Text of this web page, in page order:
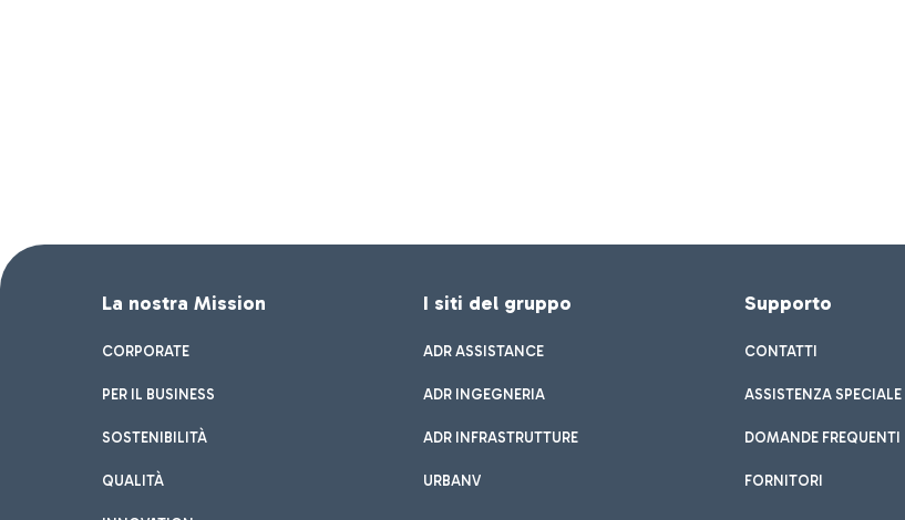
La nostra Mission
CORPORATE
PER IL BUSINESS
SOSTENIBILITÀ
QUALITÀ
I siti del gruppo
ADR ASSISTANCE
ADR INGEGNERIA
ADR INFRASTRUTTURE
URBANV
Supporto
CONTATTI
ASSISTENZA SPECIALE
DOMANDE FREQUENTI
FORNITORI